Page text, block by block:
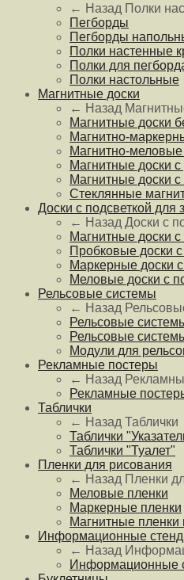
← Назад Полки
Пегборды
Пегборды
Полки настенные
Полки для
Полки настольные
Магнитные доски
← Назад
Магнитные доски
Магнитно-
Магнитно-меловые
Магнитные доски с
Магнитные доски с
Стеклянные
Доски с подсветкой для
← Назад Доски с
Магнитные доски с
Пробковые доски с
Маркерные доски с
Меловые доски с
Рельсовые системы
← Назад
Рельсовые
Рельсовые
Модули для
Рекламные постеры
← Назад
Рекламные
Таблички
← Назад Таблички
Таблички
Таблички "Туалет"
Пленки для рисования
← Назад Пленки
Меловые пленки
Маркерные пленки
Магнитные пленки
Информационные
← Назад
Информационные